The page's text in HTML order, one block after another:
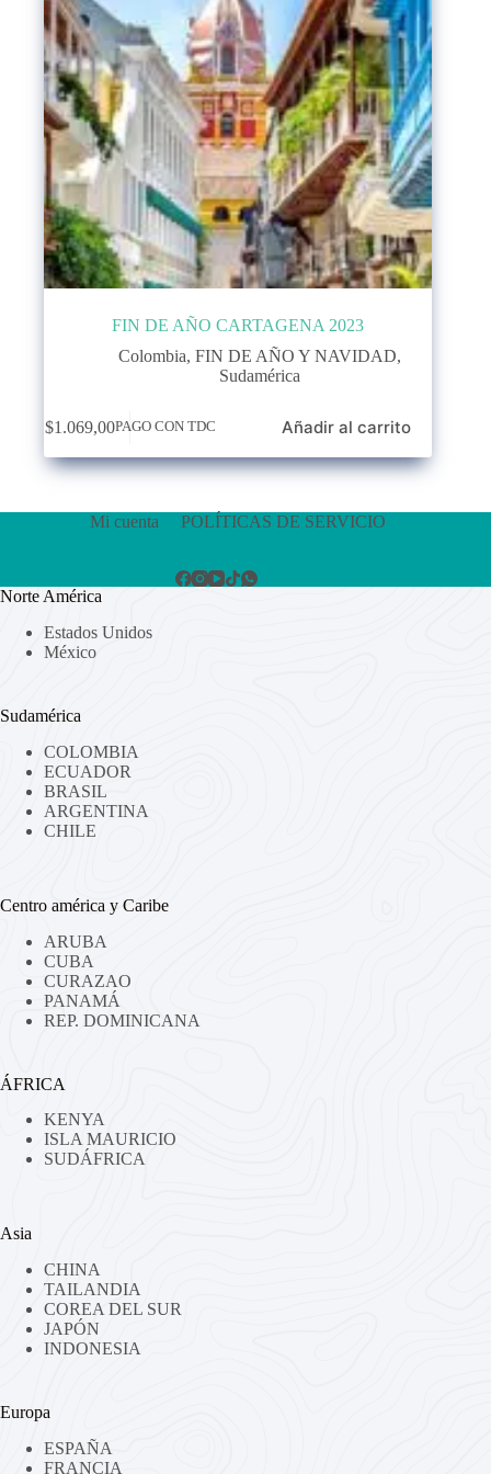
FIN DE AÑO CARTAGENA 2023
Colombia,FIN DE AÑO Y NAVIDAD,
Sudamérica
$1.069,00PAGO CON TDC Añadir al carrito
Mi cuenta POLÍTICAS DE SERVICIO
Norte América
Estados Unidos
México
Sudamérica
COLOMBIA
ECUADOR
BRASIL
ARGENTINA
CHILE
Centro américa y Caribe
ARUBA
CUBA
CURAZAO
PANAMÁ
REP. DOMINICANA
ÁFRICA
KENYA
ISLA MAURICIO
SUDÁFRICA
Asia
CHINA
TAILANDIA
COREA DEL SUR
JAPÓN
INDONESIA
Europa
ESPAÑA
FRANCIA